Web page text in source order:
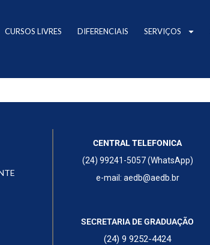
CURSOS LIVRES DIFERENCIAIS SERVIÇOS
CENTRAL TELEFONICA
(24) 99241-5057 (WhatsApp)
e-mail: aedb@aedb.br
SECRETARIA DE GRADUAÇÃO
(24) 9 9252-4424